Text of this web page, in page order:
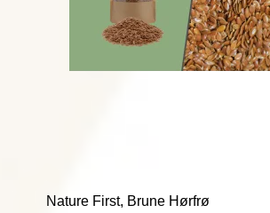
Nature First, Brune Hørfrø